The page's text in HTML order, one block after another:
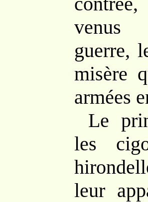
venus
guerre,
misère
armées
Le
les
leur